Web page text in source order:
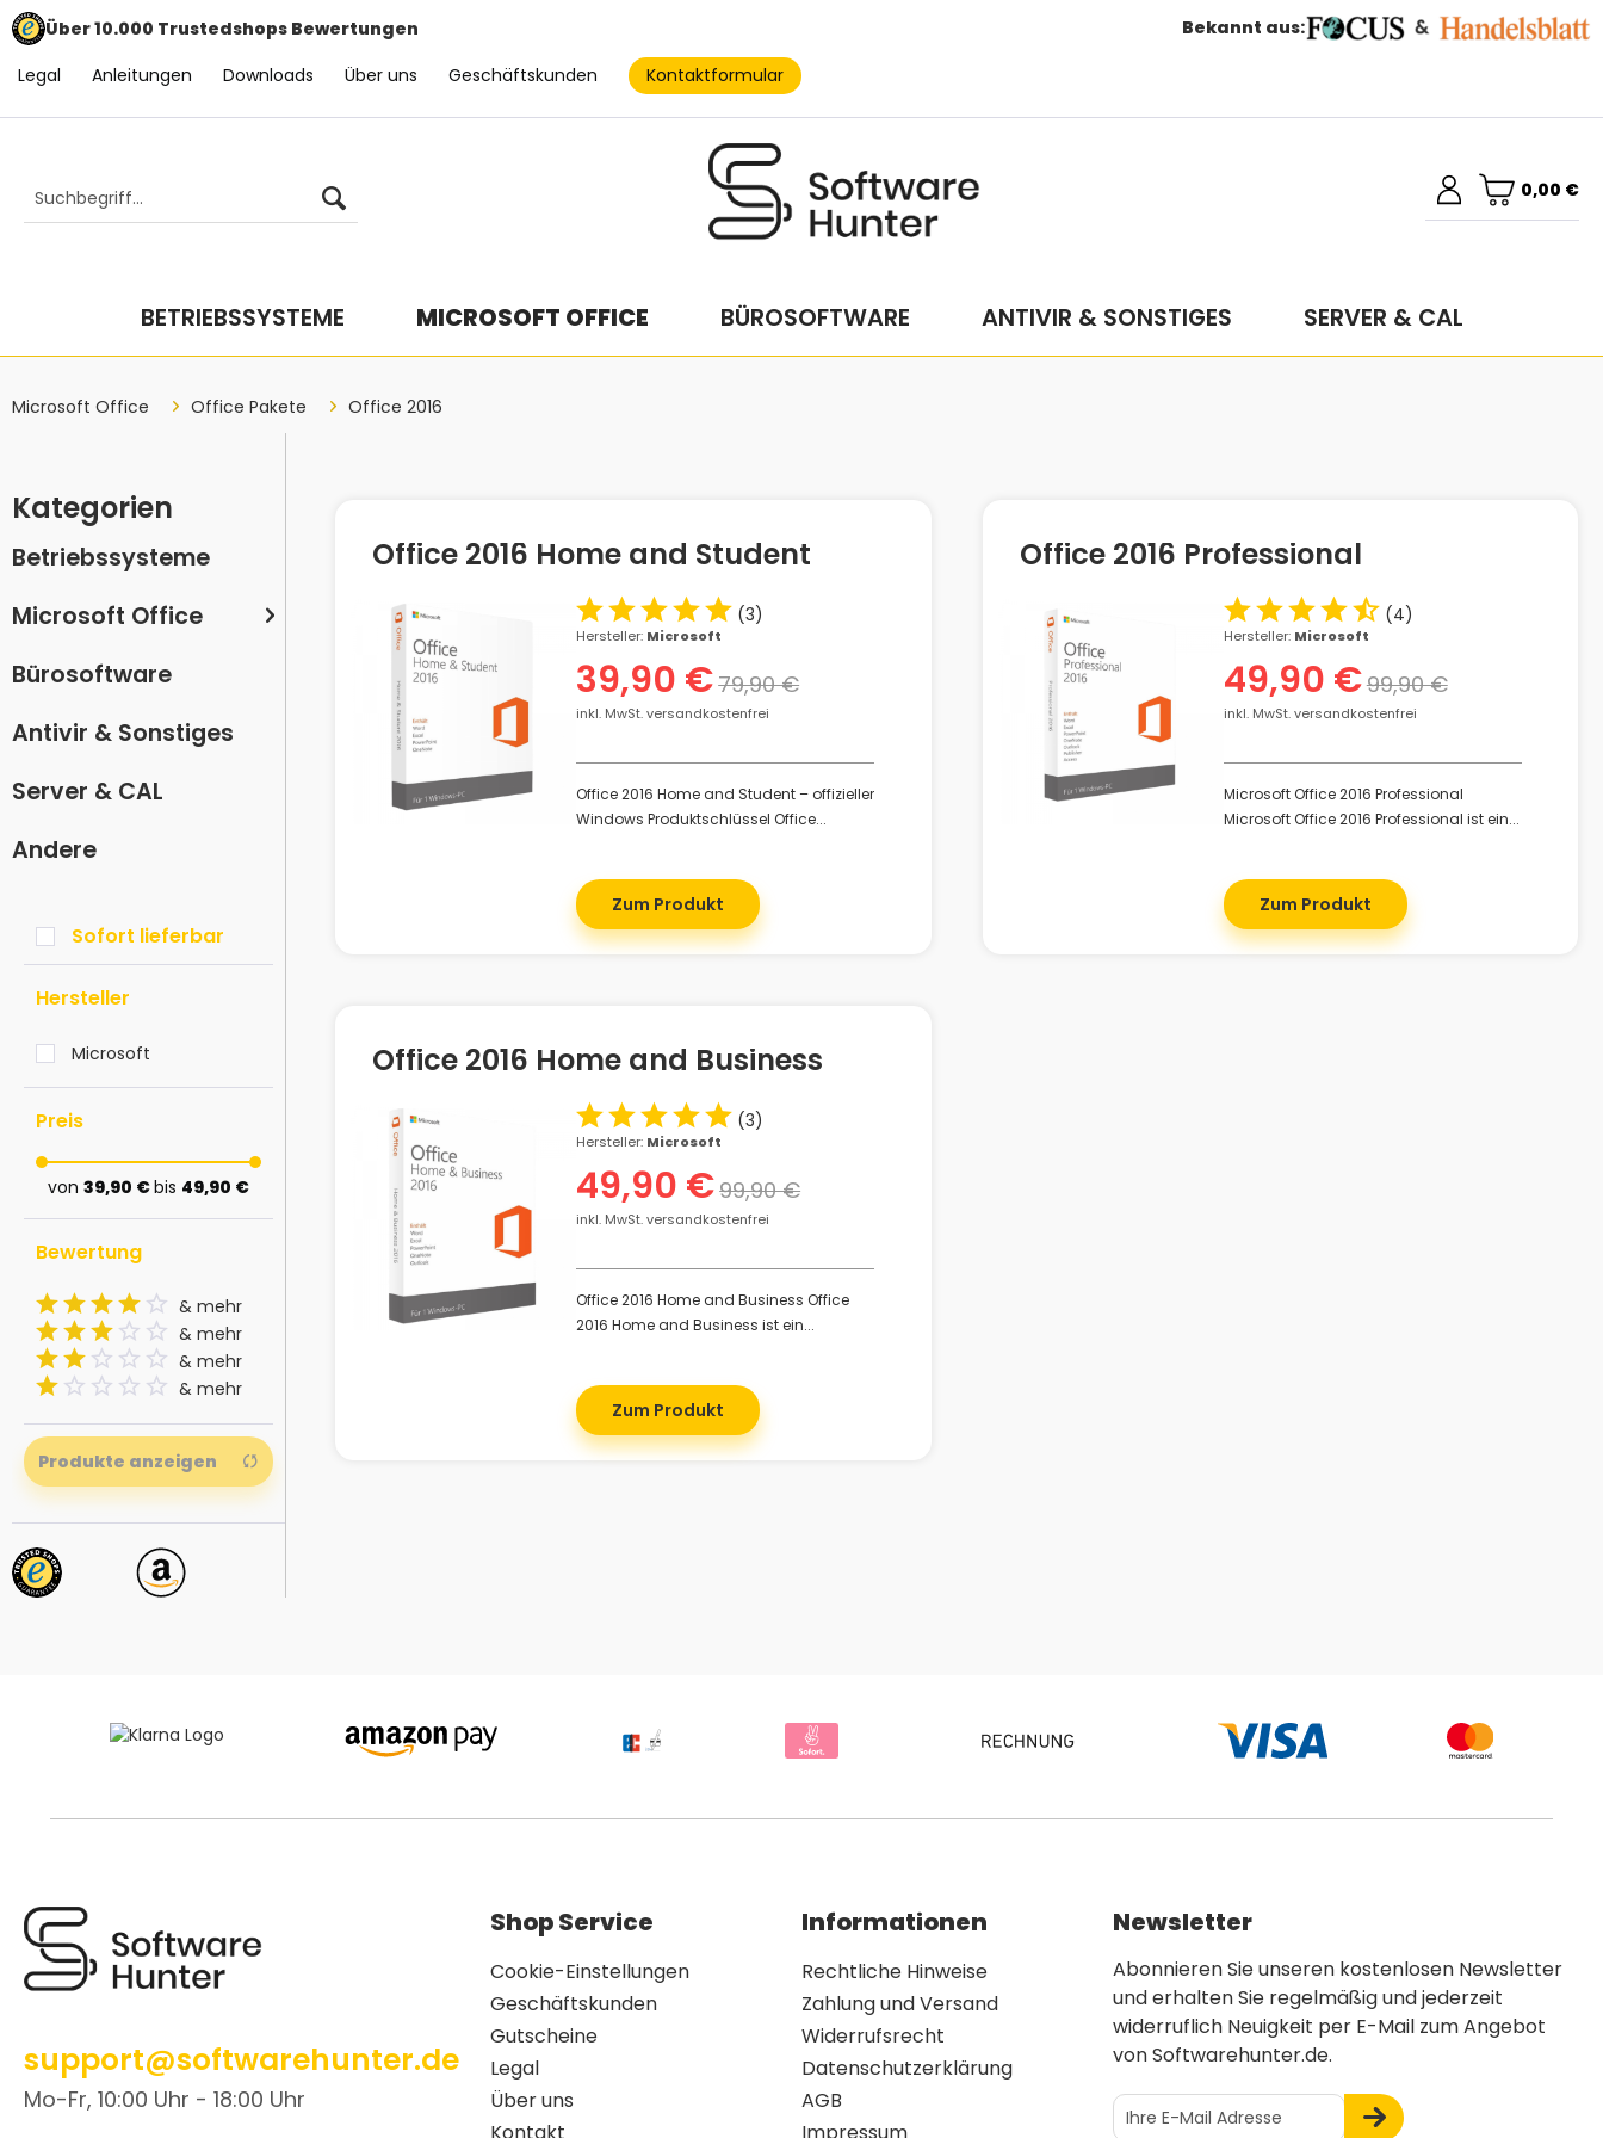
Über 10.000 Trustedshops Bewertungen
Bekannt aus:
Legal
Anleitungen Downloads Über uns Geschäftskunden Kontaktformular
0,00 €
BETRIEBSSYSTEME MICROSOFT OFFICE BÜROSOFTWARE ANTIVIR & SONSTIGES SERVER & CAL
Microsoft Office Office Pakete Office 2016
Kategorien
Betriebssysteme
Microsoft Office
Bürosoftware
Antivir & Sonstiges
Server & CAL
Andere
Sofort lieferbar
Hersteller
Microsoft
Preis
von 39,90 €bis 49,90 €
Bewertung
& mehr
& mehr
& mehr
& mehr
Produkte anzeigen
Office 2016 Home and Student
(3)
Hersteller: Microsoft
39,90 €79,90 €
inkl. MwSt. versandkostenfrei
Office 2016 Home and Student – offizieller
Windows Produktschlüssel Office...
Zum Produkt
Office 2016 Professional
(4)
Hersteller: Microsoft
49,90 €99,90 €
inkl. MwSt. versandkostenfrei
Microsoft Office 2016 Professional
Microsoft Office 2016 Professional ist ein...
Zum Produkt
Office 2016 Home and Business
(3)
Hersteller: Microsoft
49,90 €99,90 €
inkl. MwSt. versandkostenfrei
Office 2016 Home and Business Office
2016 Home and Business ist ein...
Zum Produkt
support@softwarehunter.de
Mo-Fr, 10:00 Uhr - 18:00 Uhr
Shop Service
Cookie-Einstellungen
Geschäftskunden
Gutscheine
Legal
Über uns
Kontakt
Informationen
Rechtliche Hinweise
Zahlung und Versand
Widerrufsrecht
Datenschutzerklärung
AGB
Impressum
Newsletter
Abonnieren Sie unseren kostenlosen Newsletter
und erhalten Sie regelmäßig und jederzeit
widerruflich Neuigkeit per E-Mail zum Angebot
von Softwarehunter.de.